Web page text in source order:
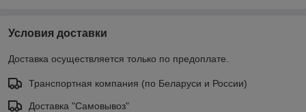
Условия доставки
Доставка осуществляется только по предоплате.
Транспортная компания (по Беларуси и России)
Доставка "Самовывоз"